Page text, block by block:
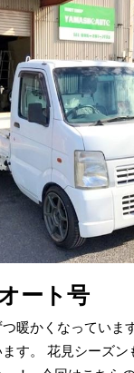
ート号ヤ
マ
シ
暖かくなっていま
す。 花見シーズン